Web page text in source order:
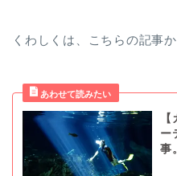
くわしくは、こちらの記事か
ー
事